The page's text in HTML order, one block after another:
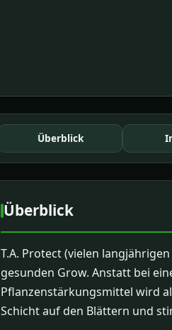
Überblick
Überblick
T.A. Protect (vielen
gesunden Grow. Anstatt bei
Pflanzenstärkungsmittel wird
Schicht auf den Blättern und